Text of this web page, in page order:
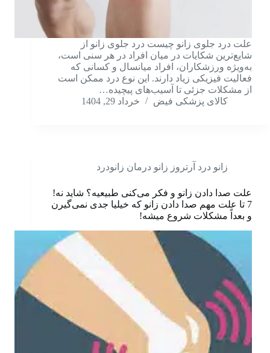
علت درد جلوی زانو چیست درد جلوی زانو از
شایع‌ترین شکایات در میان افراد در هر سنی است،
به‌ویژه ورزشکاران، افراد میانسال و کسانی که
فعالیت فیزیکی زیاد دارند. این نوع درد ممکن است
از مشکلات جزئی تا آسیب‌های پیچیده…
کالای پزشکی فیض
خرداد 29, 1404
زانو درد آرتروز زانو درمان زانودرد
علت صدا دادن زانو و فکر می‌کنی طبیعیه؟ شاید نه!
7 تا علت مهم صدا دادن زانو که خیلیا جدی نمی‌گیرن
و بعداً مشکلات شروع میشه!